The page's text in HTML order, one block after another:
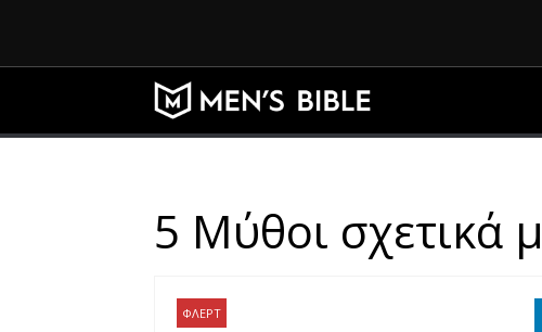
5 Μύθοι σχετικά
ΦΛΕΡΤ